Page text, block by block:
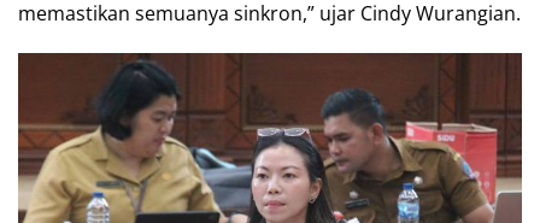
memastikan semuanya sinkron,” ujar Cindy Wurangian.